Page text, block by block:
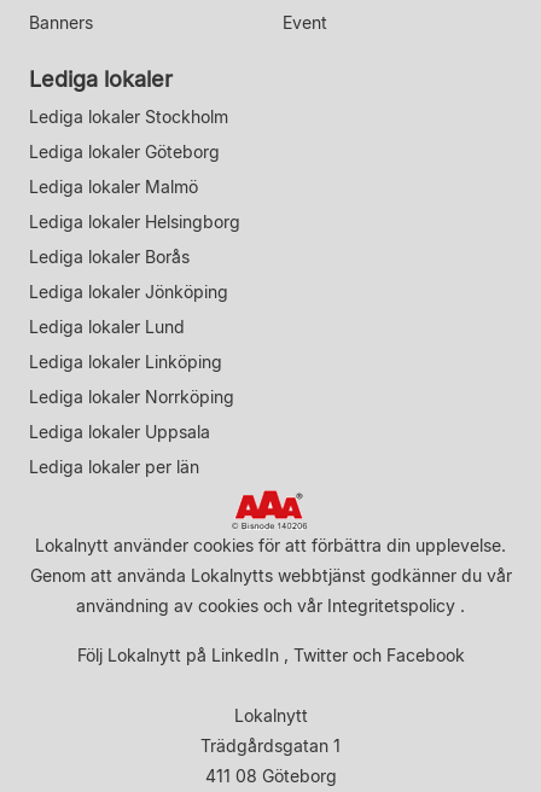
Banners
Event
Lediga lokaler
Lediga lokaler Stockholm
Lediga lokaler Göteborg
Lediga lokaler Malmö
Lediga lokaler Helsingborg
Lediga lokaler Borås
Lediga lokaler Jönköping
Lediga lokaler Lund
Lediga lokaler Linköping
Lediga lokaler Norrköping
Lediga lokaler Uppsala
Lediga lokaler per län
Lokalnytt använder cookies för att förbättra din upplevelse.
Genom att använda Lokalnytts webbtjänst godkänner du vår
användning av cookies och vår Integritetspolicy .
Följ Lokalnytt på LinkedIn, Twitteroch Facebook
Lokalnytt
Trädgårdsgatan 1
411 08 Göteborg